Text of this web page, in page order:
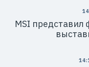
MSI представил